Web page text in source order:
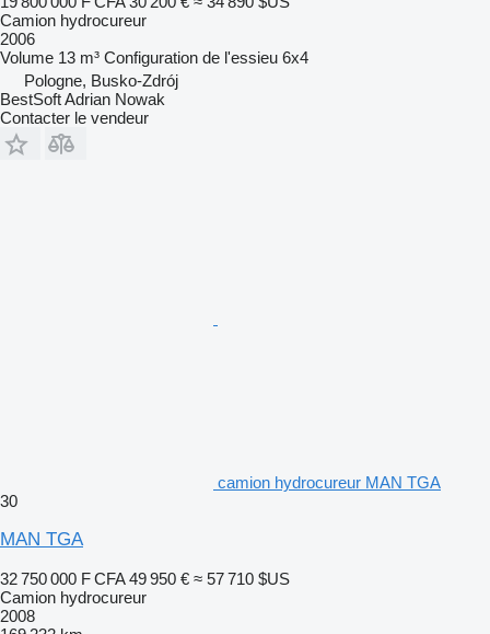
Camion hydrocureur
2006
Volume 13 m³ Configuration de l'essieu 6x4
Pologne, Busko-Zdrój
BestSoft Adrian Nowak
Contacter le vendeur
camion hydrocureur MAN TGA
30
MAN TGA
32 750 000 F CFA 49 950 € ≈ 57 710 $US
Camion hydrocureur
2008